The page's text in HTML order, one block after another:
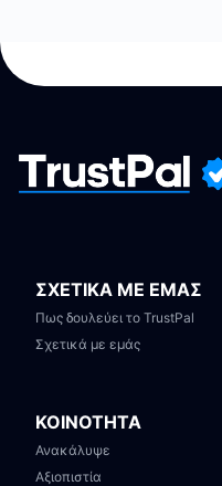
ΣΧΕΤΙΚΑ ΜΕ ΕΜΑΣ
Πως δουλεύει το TrustPal
Σχετικά με εμάς
ΚΟΙΝΟΤΗΤΑ
Ανακάλυψε
Αξιοπιστία